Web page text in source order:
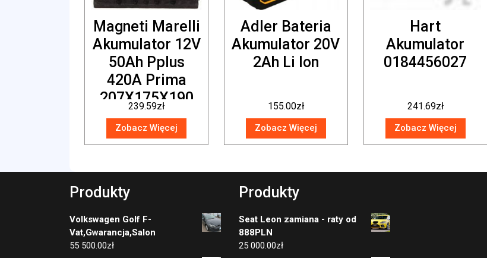
Magneti Marelli
Akumulator 12V
50Ah Pplus
420A Prima
207X175X190
B13
067260030002
239.59zł
Zobacz Więcej
Adler Bateria
Akumulator 20V
2Ah Li Ion
155.00zł
Zobacz Więcej
Hart
Akumulator
0184456027
241.69zł
Zobacz Więcej
Produkty
Volkswagen Golf F-
Vat,Gwarancja,Salon
55 500.00zł
Produkty
Seat Leon zamiana - raty od
888PLN
25 000.00zł